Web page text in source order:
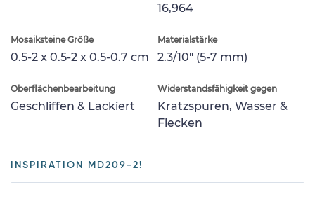
16,964
Mosaiksteine Größe
0.5-2 x 0.5-2 x 0.5-0.7 cm
Materialstärke
2.3/10" (5-7 mm)
Oberflächenbearbeitung
Geschliffen & Lackiert
Widerstandsfähigkeit gegen
Kratzspuren, Wasser &
Flecken
INSPIRATION MD209-2!